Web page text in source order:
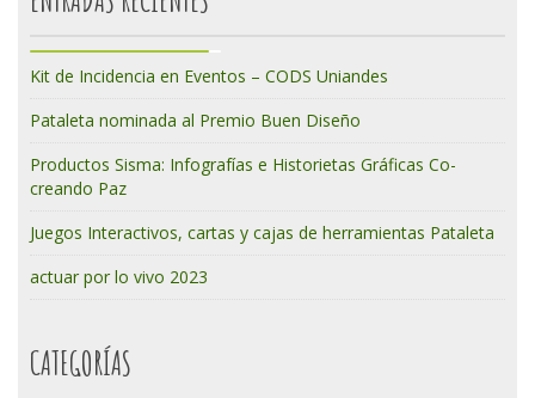
Kit de Incidencia en Eventos – CODS Uniandes
Pataleta nominada al Premio Buen Diseño
Productos Sisma: Infografías e Historietas Gráficas Co-
creando Paz
Juegos Interactivos, cartas y cajas de herramientas Pataleta
actuar por lo vivo 2023
CATEGORÍAS